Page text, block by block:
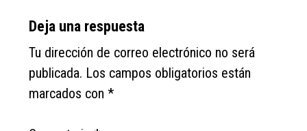
Reader
Interactions
Deja una respuesta
Tu dirección de correo electrónico no será
publicada. Los campos obligatorios están
marcados con*